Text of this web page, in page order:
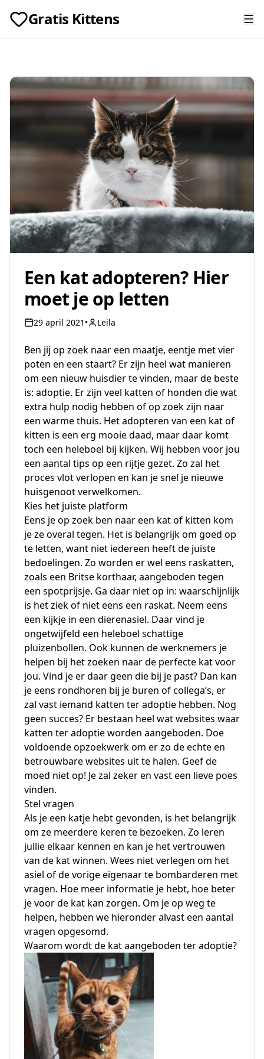
Gratis Kittens
Een kat adopteren? Hier
moet je op letten
29 april 2021 • Leila
Ben jij op zoek naar een maatje, eentje met vier
poten en een staart? Er zijn heel wat manieren
om een nieuw huisdier te vinden, maar de beste
is: adoptie. Er zijn veel katten of honden die wat
extra hulp nodig hebben of op zoek zijn naar
een warme thuis. Het adopteren van een kat of
kitten is een erg mooie daad, maar daar komt
toch een heleboel bij kijken. Wij hebben voor jou
een aantal tips op een rijtje gezet. Zo zal het
proces vlot verlopen en kan je snel je nieuwe
huisgenoot verwelkomen.
Kies het juiste platform
Eens je op zoek ben naar een kat of kitten kom
je ze overal tegen. Het is belangrijk om goed op
te letten, want niet iedereen heeft de juiste
bedoelingen. Zo worden er wel eens raskatten,
zoals een Britse korthaar, aangeboden tegen
een spotprijsje. Ga daar niet op in: waarschijnlijk
is het ziek of niet eens een raskat. Neem eens
een kijkje in een dierenasiel. Daar vind je
ongetwijfeld een heleboel schattige
pluizenbollen. Ook kunnen de werknemers je
helpen bij het zoeken naar de perfecte kat voor
jou. Vind je er daar geen die bij je past? Dan kan
je eens rondhoren bij je buren of collega’s, er
zal vast iemand katten ter adoptie hebben. Nog
geen succes? Er bestaan heel wat websites waar
katten ter adoptie worden aangeboden. Doe
voldoende opzoekwerk om er zo de echte en
betrouwbare websites uit te halen. Geef de
moed niet op! Je zal zeker en vast een lieve poes
vinden.
Stel vragen
Als je een katje hebt gevonden, is het belangrijk
om ze meerdere keren te bezoeken. Zo leren
jullie elkaar kennen en kan je het vertrouwen
van de kat winnen. Wees niet verlegen om het
asiel of de vorige eigenaar te bombarderen met
vragen. Hoe meer informatie je hebt, hoe beter
je voor de kat kan zorgen. Om je op weg te
helpen, hebben we hieronder alvast een aantal
vragen opgesomd.
Waarom wordt de kat aangeboden ter adoptie?